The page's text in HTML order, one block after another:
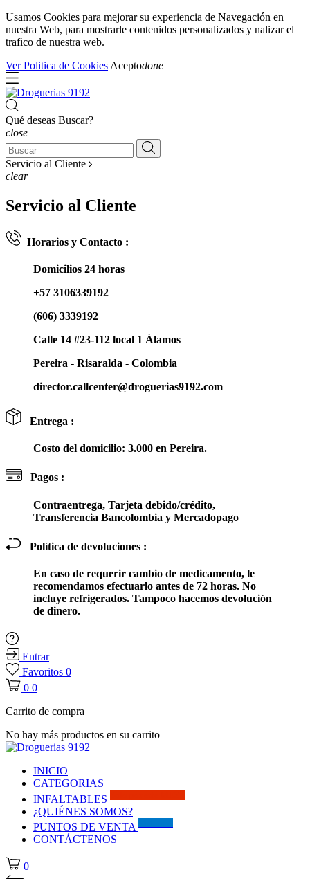
Usamos Cookies para mejorar su experiencia de Navegación en
nuestra Web, para mostrarle contenidos personalizados y nalizar el
trafico de nuestra web.
Ver Politica de Cookies Aceptodone
Qué deseas Buscar?
close
Servicio al Cliente
clear
Servicio al Cliente
Horarios y Contacto :
Domicilios 24 horas
+57 3106339192
(606) 3339192
Calle 14 #23-112 local 1 Álamos
Pereira - Risaralda - Colombia
director.callcenter@droguerias9192.com
Entrega :
Costo del domicilio: 3.000 en Pereira.
Pagos :
Contraentrega, Tarjeta debido/crédito,
Transferencia Bancolombia y Mercadopago
Política de devoluciones :
En caso de requerir cambio de medicamento, le
recomendamos efectuarlo antes de 72 horas. No
incluye refrigerados. Tampoco hacemos devolución
de dinero.
Entrar
Favoritos 0
0 0
Carrito de compra
No hay más productos en su carrito
INICIO
CATEGORIAS
INFALTABLES
¿QUIÉNES SOMOS?
PUNTOS DE VENTA
CONTÁCTENOS
0